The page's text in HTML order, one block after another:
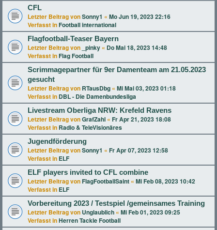
CFL
Letzter Beitrag vonSonny1 « Mo Jun 19, 2023 22:16
Verfasst in Football international
Flagfootball-Teaser Bayern
Letzter Beitrag von _pinky « Do Mai 18, 2023 14:48
Verfasst in Flag Football
Scrimmagepartner für 9er Damenteam am 21.05.2023
gesucht
Letzter Beitrag von RTausDbg « Mi Mai 03, 2023 01:18
Verfasst in DBL - Die Damenbundesliga
Livestream Oberliga NRW: Krefeld Ravens
Letzter Beitrag vonGrafZahl « Fr Apr 21, 2023 18:08
Verfasst in Radio & TeleVisionäres
Jugendförderung
Letzter Beitrag vonSonny1 « Fr Apr 07, 2023 12:58
Verfasst in ELF
ELF players invited to CFL combine
Letzter Beitrag von FlagFootballSaint « Mi Feb 08, 2023 10:42
Verfasst in ELF
Vorbereitung 2023 / Testspiel /gemeinsames Training
Letzter Beitrag von Unglaublich « Mi Feb 01, 2023 09:25
Verfasst inHerren Tackle Football